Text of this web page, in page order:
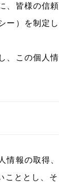
、皆様の信頼
ー）を制定し
、この個人情
報の取得、
こととし、そ